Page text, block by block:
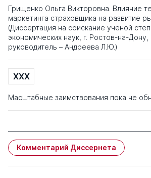
Грищенко Ольга Викторовна. Влияние
маркетинга страховщика на развитие
(Диссертация на соискание ученой
экономических наук, г. Ростов-на-Дону,
руководитель – Андреева Л.Ю.)
XXX
Масштабные заимствования пока не
Комментарий Диссернета